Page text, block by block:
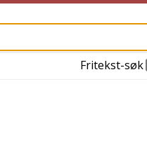
Fritekst-søk